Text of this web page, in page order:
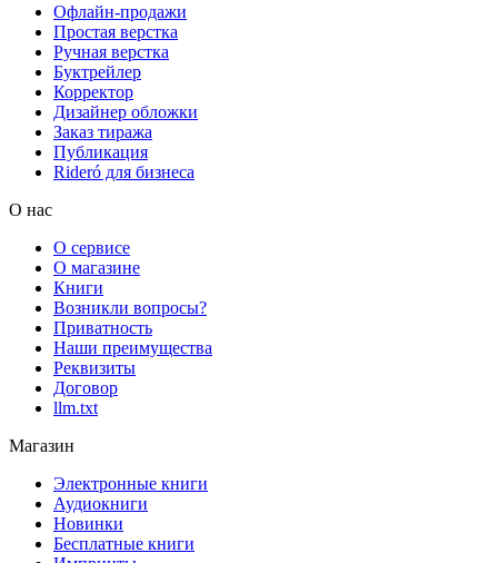
Офлайн-продажи
Простая верстка
Ручная верстка
Буктрейлер
Корректор
Дизайнер обложки
Заказ тиража
Публикация
Rideró для бизнеса
О нас
О сервисе
О магазине
Книги
Возникли вопросы?
Приватность
Наши преимущества
Реквизиты
Договор
llm.txt
Магазин
Электронные книги
Аудиокниги
Новинки
Бесплатные книги